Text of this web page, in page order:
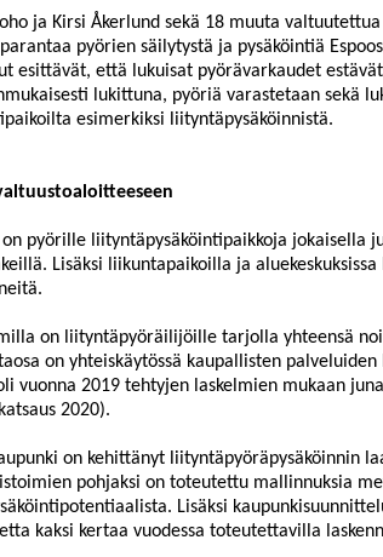
ja Kirsi Åkerlund sekä 18 muuta valtuutettua
pyörien säilytystä ja pysäköintiä
esittävät, että lukuisat pyörävarkaudet
lukittuna, pyöriä varastetaan sekä
esimerkiksi liityntäpysäköinnistä.
on pyörille liityntäpysäköintipaikkoja jokaisella
Lisäksi liikuntapaikoilla ja
on liityntäpyöräilijöille tarjolla yhteensä
on yhteiskäytössä kaupallisten
vuonna 2019 tehtyjen laskelmien mukaan
2020).
on kehittänyt liityntäpyöräpysäköinnin
pohjaksi on toteutettu mallinnuksia
Lisäksi
kaksi kertaa vuodessa toteutettavilla